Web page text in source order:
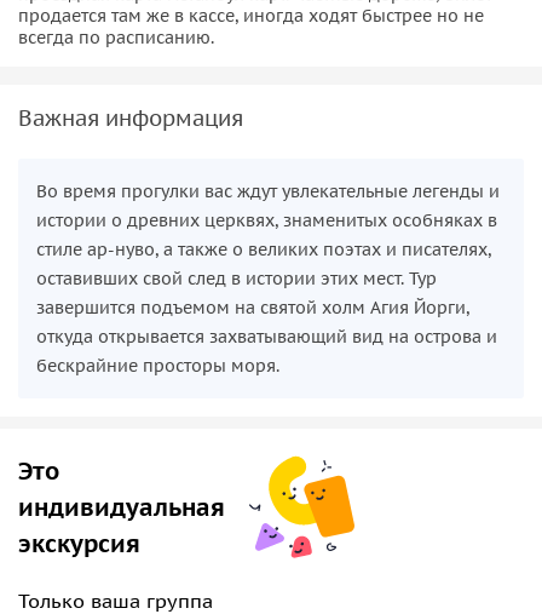
продается там же в кассе, иногда ходят быстрее но не
всегда по расписанию.
Важная информация
Во время прогулки вас ждут увлекательные легенды и
истории о древних церквях, знаменитых особняках в
стиле ар-нуво, а также о великих поэтах и писателях,
оставивших свой след в истории этих мест. Тур
завершится подъемом на святой холм Агия Йорги,
откуда открывается захватывающий вид на острова и
бескрайние просторы моря.
Это
индивидуальная
экскурсия
Только ваша группа